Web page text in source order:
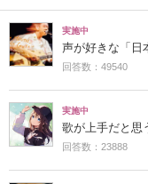
実施中
声が好きな「日
回答数：49540
実施中
歌が上手だと思
回答数：23888